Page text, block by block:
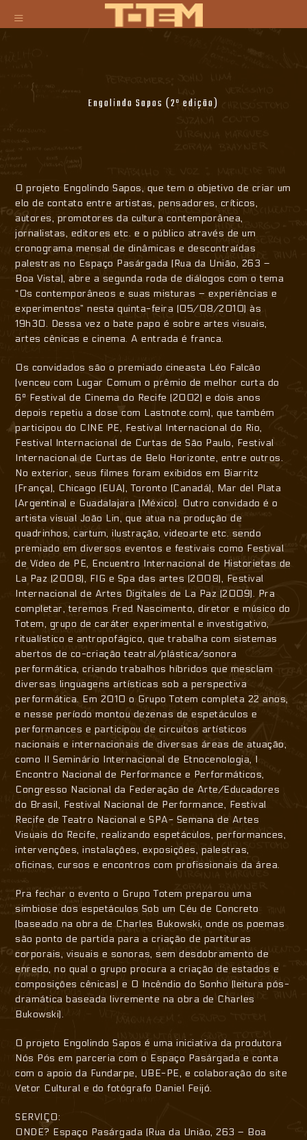
Engolindo Sapos (2ª edição)
O projeto Engolindo Sapos, que tem o objetivo de criar um
elo de contato entre artistas, pensadores, críticos,
autores, promotores da cultura contemporânea,
jornalistas, editores etc. e o público através de um
cronograma mensal de dinâmicas e descontraídas
palestras no Espaço Pasárgada (Rua da União, 263 –
Boa Vista), abre a segunda roda de diálogos com o tema
“Os contemporâneos e suas misturas – experiências e
experimentos” nesta quinta-feira (05/08/2010) às
19h30. Dessa vez o bate papo é sobre artes visuais,
artes cênicas e cinema. A entrada é franca.
Os convidados são o premiado cineasta Léo Falcão
(venceu com Lugar Comum o prêmio de melhor curta do
6º Festival de Cinema do Recife (2002) e dois anos
depois repetiu a dose com Lastnote.com), que também
participou do CINE PE, Festival Internacional do Rio,
Festival Internacional de Curtas de São Paulo, Festival
Internacional de Curtas de Belo Horizonte, entre outros.
No exterior, seus filmes foram exibidos em Biarritz
(França), Chicago (EUA), Toronto (Canadá), Mar del Plata
(Argentina) e Guadalajara (México). Outro convidado é o
artista visual João Lin, que atua na produção de
quadrinhos, cartum, ilustração, videoarte etc. sendo
premiado em diversos eventos e festivais como Festival
de Vídeo de PE, Encuentro Internacional de Historietas de
La Paz (2008), FIG e Spa das artes (2008), Festival
Internacional de Artes Digitales de La Paz (2009). Pra
completar, teremos Fred Nascimento, diretor e músico do
Totem, grupo de caráter experimental e investigativo,
ritualístico e antropofágico, que trabalha com sistemas
abertos de co-criação teatral/plástica/sonora
performática, criando trabalhos híbridos que mesclam
diversas linguagens artísticas sob a perspectiva
performática. Em 2010 o Grupo Totem completa 22 anos,
e nesse período montou dezenas de espetáculos e
performances e participou de circuitos artísticos
nacionais e internacionais de diversas áreas de atuação,
como II Seminário Internacional de Etnocenologia, I
Encontro Nacional de Performance e Performáticos,
Congresso Nacional da Federação de Arte/Educadores
do Brasil, Festival Nacional de Performance, Festival
Recife de Teatro Nacional e SPA- Semana de Artes
Visuais do Recife, realizando espetáculos, performances,
intervenções, instalações, exposições, palestras,
oficinas, cursos e encontros com profissionais da área.
Pra fechar o evento o Grupo Totem preparou uma
simbiose dos espetáculos Sob um Céu de Concreto
(baseado na obra de Charles Bukowski, onde os poemas
são ponto de partida para a criação de partituras
corporais, visuais e sonoras, sem desdobramento de
enredo, no qual o grupo procura a criação de estados e
composições cênicas) e O Incêndio do Sonho (leitura pós-
dramática baseada livremente na obra de Charles
Bukowski).
O projeto Engolindo Sapos é uma iniciativa da produtora
Nós Pós em parceria com o Espaço Pasárgada e conta
com o apoio da Fundarpe, UBE-PE, e colaboração do site
Vetor Cultural e do fotógrafo Daniel Feijó.
SERVIÇO:
ONDE? Espaço Pasárgada (Rua da União, 263 – Boa